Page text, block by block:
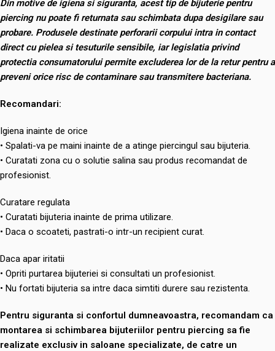
Din motive de igiena si siguranta, acest tip de bijuterie pentru
piercing nu poate fi returnata sau schimbata dupa desigilare sau
probare. Produsele destinate perforarii corpului intra in contact
direct cu pielea si tesuturile sensibile, iar legislatia privind
protectia consumatorului permite excluderea lor de la retur pentru a
preveni orice risc de contaminare sau transmitere bacteriana.
Recomandari:
Igiena inainte de orice
• Spalati-va pe maini inainte de a atinge piercingul sau bijuteria.
• Curatati zona cu o solutie salina sau produs recomandat de
profesionist.
Curatare regulata
• Curatati bijuteria inainte de prima utilizare.
• Daca o scoateti, pastrati-o intr-un recipient curat.
Daca apar iritatii
• Opriti purtarea bijuteriei si consultati un profesionist.
• Nu fortati bijuteria sa intre daca simtiti durere sau rezistenta.
Pentru siguranta si confortul dumneavoastra, recomandam ca
montarea si schimbarea bijuteriilor pentru piercing sa fie
realizate exclusiv in saloane specializate, de catre un